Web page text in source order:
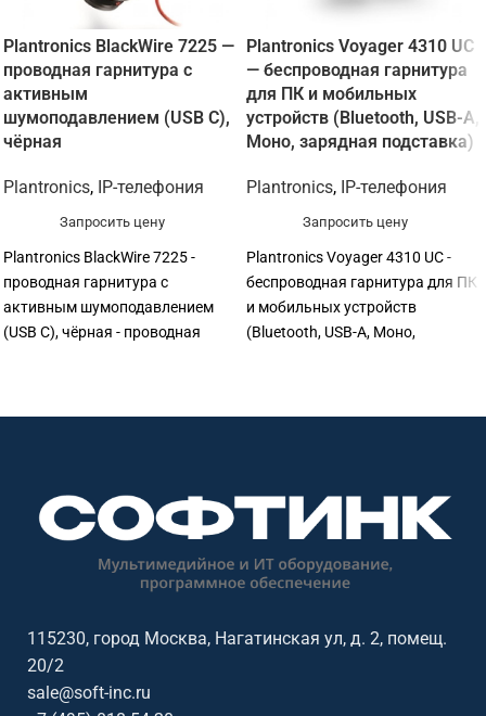
Plantronics BlackWire 7225 —
проводная гарнитура с
активным
шумоподавлением (USB C),
чёрная
Plantronics, IP-телефония
Запросить цену
Plantronics BlackWire 7225 -
проводная гарнитура с
активным шумоподавлением
(USB C), чёрная - проводная
рабочего дня. Подходит для
офисов, переговорных, колл-
центров, служб поддержки и
распределённых команд.
Plantronics Voyager 4310 UC
— беспроводная гарнитура
для ПК и мобильных
устройств (Bluetooth, USB-A,
Моно, зарядная подставка)
Plantronics, IP-телефония
Запросить цену
Plantronics Voyager 4310 UC -
беспроводная гарнитура для ПК
и мобильных устройств
(Bluetooth, USB-A, Моно,
работы. Подходит для офисов,
переговорных, колл-центров,
служб поддержки и
распределённых команд.
115230, город Москва, Нагатинская ул, д. 2, помещ.
20/2
sale@soft-inc.ru